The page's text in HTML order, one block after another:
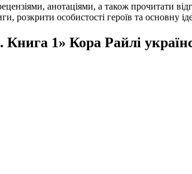
анотаціями, а також прочитати
особистості героїв та основну
Книга 1» Кора Райлі